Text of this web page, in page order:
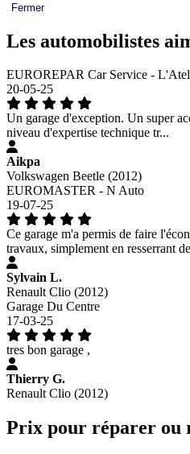
Fermer
Les automobilistes
EUROREPAR Car Service -
20-05-25
Un garage d'exception. Un super
niveau d'expertise technique tr...
Aikpa
Volkswagen Beetle (2012)
EUROMASTER - N Auto
19-07-25
Ce garage m'a permis de faire
travaux, simplement en resserrant
Sylvain L.
Renault Clio (2012)
Garage Du Centre
17-03-25
tres bon garage ,
Thierry G.
Renault Clio (2012)
Prix pour réparer ou